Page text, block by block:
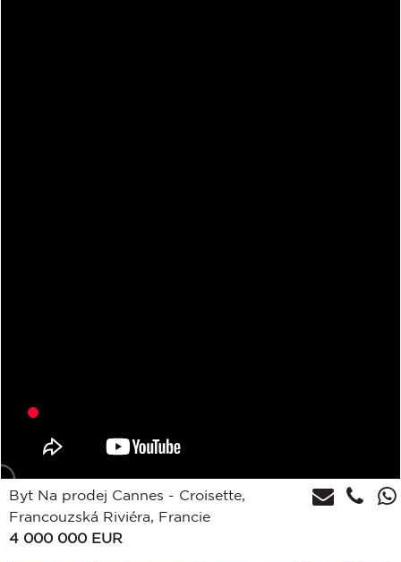
Byt Na prodej Cannes - Croisette,
Francouzská Riviéra, Francie
4 000 000 EUR